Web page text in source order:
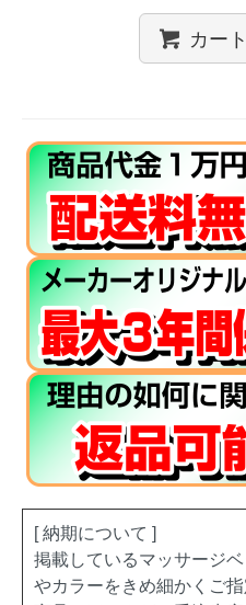
カー
[ 納期について ]
掲載しているマッサージ
やカラーをきめ細かくご